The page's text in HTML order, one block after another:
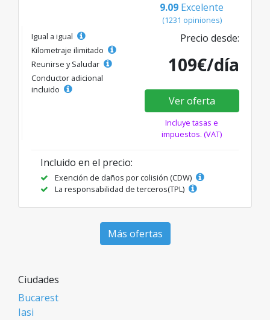
9.09 Excelente
(1231 opiniones)
Igual a igual
Kilometraje ilimitado
Reunirse y Saludar
Conductor adicional
incluido
Precio desde:
109€/día
Ver oferta
Incluye tasas e
impuestos. (VAT)
Incluido en el precio:
Exención de daños por colisión (CDW)
La responsabilidad de terceros(TPL)
Más ofertas
Ciudades
Bucarest
Iasi